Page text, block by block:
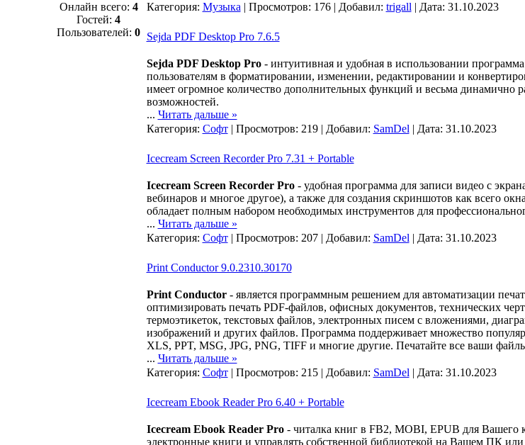
Онлайн всего: 4
Гостей: 4
Пользователей: 0
Категория: Музыка| Просмотров: 176 | Добавил: trigall| Дата: 31.10.2023
Sejda PDF Desktop Pro 7.6.5
Sejda PDF Desktop Pro- интуитивная и удобная в использовании
пользователям в форматировании, изменении, редактировании и
имеет огромное количество дополнительных функций и весьма динамично
возможностей.
... Читать дальше »
Категория: Софт| Просмотров: 219 | Добавил: SamDel| Дата: 31.10.2023
Icecream Screen Recorder Pro 7.31 + Portable
Icecream Screen Recorder Pro- удобная программа для записи видео с
вебинаров и многое другое), а также для создания скриншотов как всего
обладает полным набором необходимых инструментов для
... Читать дальше »
Категория: Софт| Просмотров: 207 | Добавил: SamDel| Дата: 31.10.2023
Print Conductor 9.0.2310.30170
Print Conductor- является программным решением для автоматизации
оптимизировать печать PDF-файлов, офисных документов, технических
термоэтикеток, текстовых файлов, электронных писем с вложениями,
изображений и других файлов. Программа поддерживает множество
XLS, PPT, MSG, JPG, PNG, TIFF и многие другие. Печатайте все ваши
... Читать дальше »
Категория: Софт| Просмотров: 215 | Добавил: SamDel| Дата: 31.10.2023
Icecream Ebook Reader Pro 6.40 + Portable
Icecream Ebook Reader Pro- читалка книг в FB2, MOBI, EPUB для Вашего
электронные книги и управлять собственной библиотекой на Вашем ПК